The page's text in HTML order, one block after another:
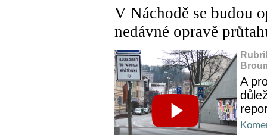
V Náchodě se budou
nedávné opravě
A